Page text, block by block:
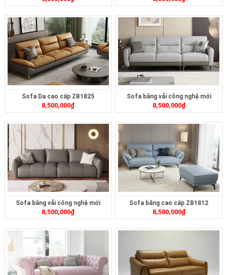
Sofa Da cao cấp ZB1825
8,500,000₫
Sofa băng vải công nghệ mới
ZB448
8,500,000₫
Sofa băng vải công nghệ mới
ZB461
8,500,000₫
Sofa băng cao cấp ZB1812
8,500,000₫